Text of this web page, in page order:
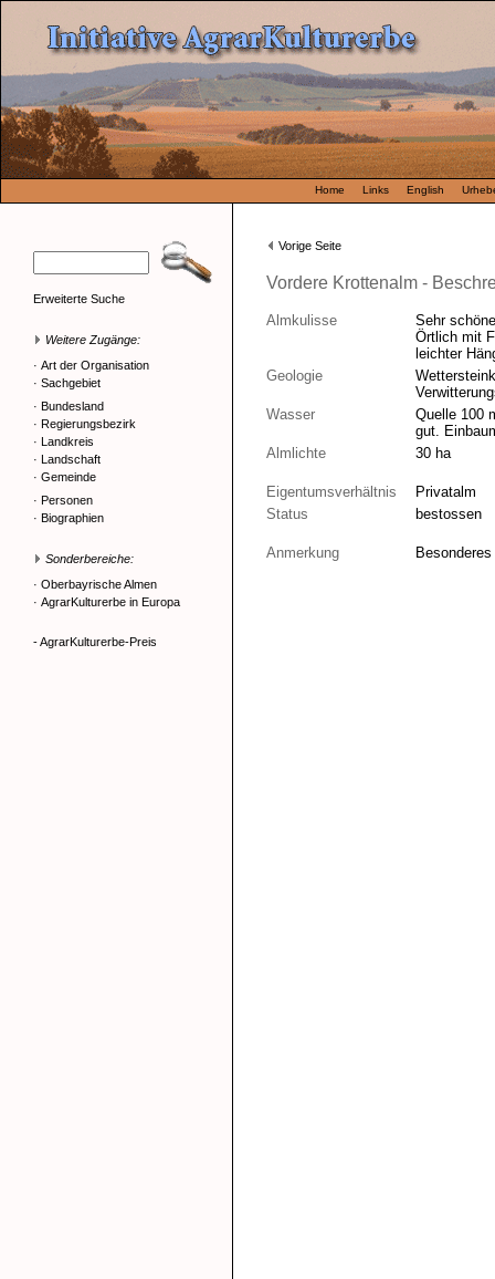
Home Links English
Erweiterte Suche
Weitere Zugänge:
· Art der Organisation
· Sachgebiet
· Bundesland
· Regierungsbezirk
· Landkreis
· Landschaft
· Gemeinde
· Personen
· Biographien
Sonderbereiche:
· Oberbayrische Almen
· AgrarKulturerbe in Europa
- AgrarKulturerbe-Preis
Vorige Seite
Vordere Krottenalm -
Almkulisse
Sehr
Örtlich mit
leichter
Geologie
Wasser
Quelle 100
gut.
Almlichte
30 ha
Eigentumsverhältnis
Privatalm
Status
bestossen
Anmerkung